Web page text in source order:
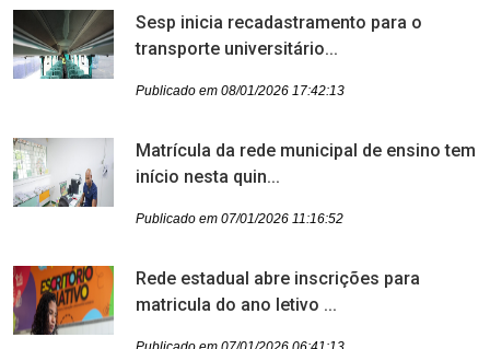
Sesp inicia recadastramento para o
transporte universitário...
Publicado em 08/01/2026 17:42:13
Matrícula da rede municipal de ensino tem
início nesta quin...
Publicado em 07/01/2026 11:16:52
Rede estadual abre inscrições para
matricula do ano letivo ...